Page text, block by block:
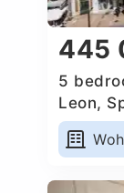
445
5
Leon,